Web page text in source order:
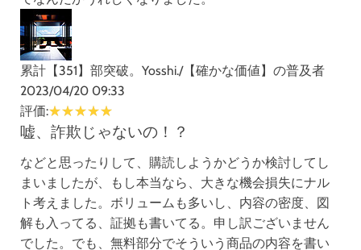
累計【351】部突破。Yosshi./【確かな価値】の普及者
2023/04/20 09:33
評価:
嘘、詐欺じゃないの！？
などと思ったりして、購読しようかどうか検討してし
まいましたが、もし本当なら、大きな機会損失にナル
ト考えました。ボリュームも多いし、内容の密度、図
解も入ってる、証拠も書いてる。申し訳ございません
でした。でも、無料部分でそういう商品の内容を書い